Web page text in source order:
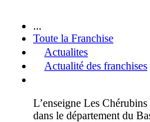
...
Toute la Franchise
Actualites
Actualité des franchises
L’enseigne Les
dans le département du